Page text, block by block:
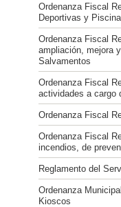
Ordenanza Fiscal
Deportivas y
Ordenanza Fiscal
ampliación, mejora
Salvamentos
Ordenanza Fiscal
actividades a cargo
Ordenanza Fiscal
Ordenanza Fiscal
incendios, de
Reglamento del
Ordenanza
Kioscos